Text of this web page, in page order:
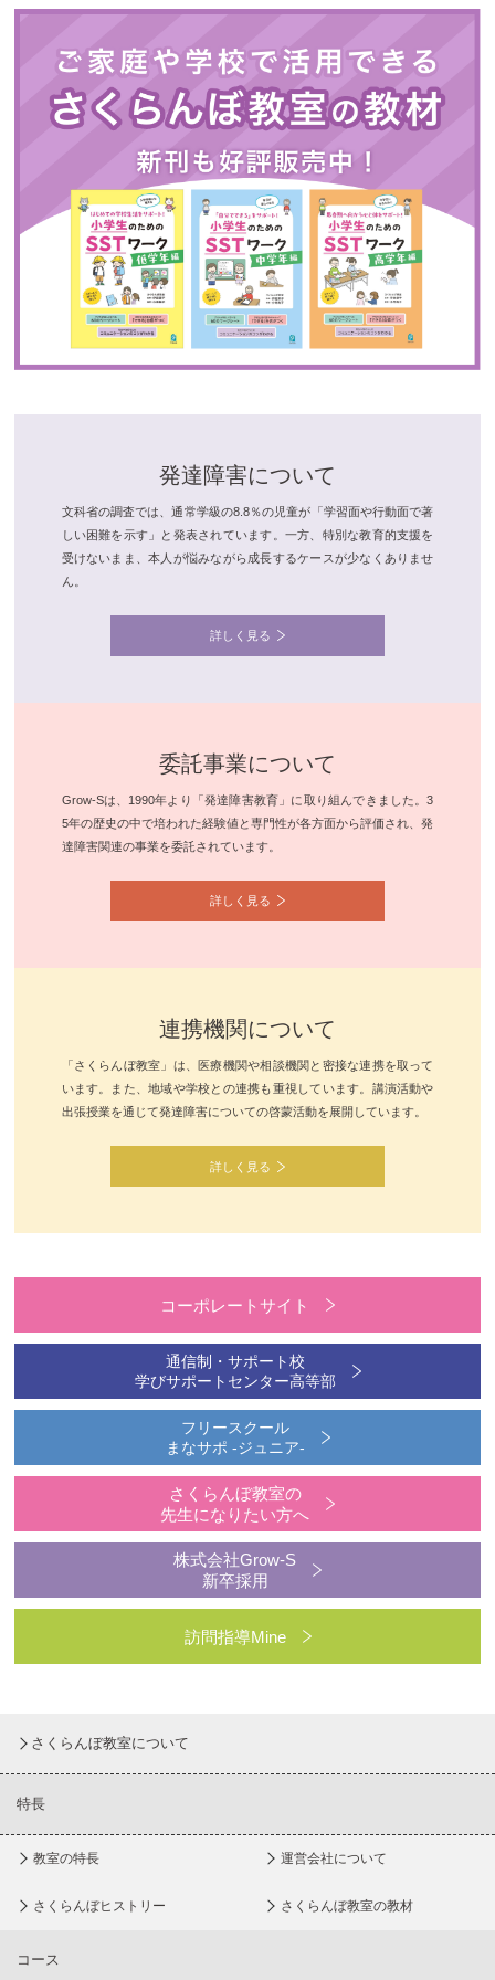
発達障害について
文科省の調査では、通常学級の8.8％の児童が「学習面や行動面で著
しい困難を示す」と発表されています。一方、特別な教育的支援を
受けないまま、本人が悩みながら成長するケースが少なくありませ
ん。
詳しく見る
委託事業について
Grow-Sは、1990年より「発達障害教育」に取り組んできました。3
5年の歴史の中で培われた経験値と専門性が各方面から評価され、発
達障害関連の事業を委託されています。
詳しく見る
連携機関について
「さくらんぼ教室」は、医療機関や相談機関と密接な連携を取って
います。また、地域や学校との連携も重視しています。講演活動や
出張授業を通じて発達障害についての啓蒙活動を展開しています。
詳しく見る
コーポレートサイト
通信制・サポート校
学びサポートセンター高等部
フリースクール
まなサポ -ジュニア-
さくらんぼ教室の
先生になりたい方へ
株式会社Grow-S
新卒採用
訪問指導Mine
さくらんぼ教室について
特長
教室の特長 運営会社について
さくらんぼヒストリー さくらんぼ教室の教材
コース